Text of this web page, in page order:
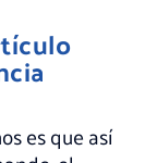
es que así